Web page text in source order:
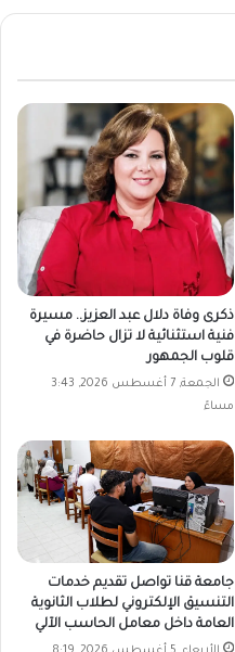
ذكرى وفاة دلال عبد العزيز.. مسيرة
فنية استثنائية لا تزال حاضرة في
قلوب الجمهور
الجمعة, 7 أغسطس 2026, 3:43
مساءً
جامعة قنا تواصل تقديم خدمات
التنسيق الإلكتروني لطلاب الثانوية
العامة داخل معامل الحاسب الآلي